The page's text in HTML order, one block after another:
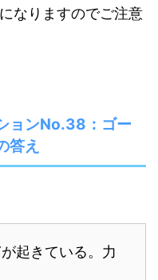
になりますのでご注意
ョンNo.38：ゴー
答え
起きている。力